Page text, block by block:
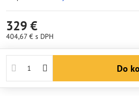
329 €
404,67 € s DPH
Do